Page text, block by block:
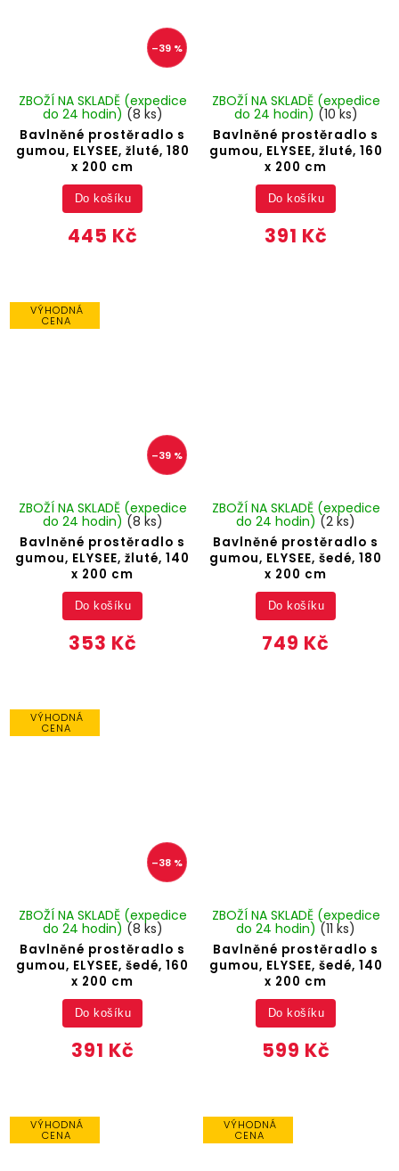
–39 %
Bavlněné prostěradlo s
gumou, ELYSEE, žluté, 180
x 200 cm
ZBOŽÍ NA SKLADĚ (expedice
do 24 hodin) (8 ks)
445 Kč
Do košíku
Bavlněné prostěradlo s
gumou, ELYSEE, žluté, 160
x 200 cm
ZBOŽÍ NA SKLADĚ (expedice
do 24 hodin) (10 ks)
391 Kč
Do košíku
VÝHODNÁ
CENA
–39 %
Bavlněné prostěradlo s
gumou, ELYSEE, žluté, 140
x 200 cm
ZBOŽÍ NA SKLADĚ (expedice
do 24 hodin) (8 ks)
353 Kč
Do košíku
Bavlněné prostěradlo s
gumou, ELYSEE, šedé, 180
x 200 cm
ZBOŽÍ NA SKLADĚ (expedice
do 24 hodin) (2 ks)
749 Kč
Do košíku
VÝHODNÁ
CENA
–38 %
Bavlněné prostěradlo s
gumou, ELYSEE, šedé, 160
x 200 cm
ZBOŽÍ NA SKLADĚ (expedice
do 24 hodin) (8 ks)
391 Kč
Do košíku
Bavlněné prostěradlo s
gumou, ELYSEE, šedé, 140
x 200 cm
ZBOŽÍ NA SKLADĚ (expedice
do 24 hodin) (11 ks)
599 Kč
Do košíku
VÝHODNÁ
CENA
VÝHODNÁ
CENA